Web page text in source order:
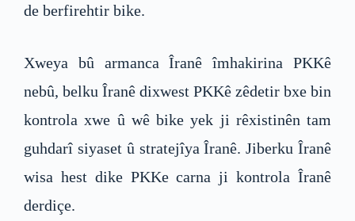
de berfirehtir bike.
Xweya bû armanca Îranê îmhakirina PKKê
nebû, belku Îranê dixwest PKKê zêdetir bxe bin
kontrola xwe û wê bike yek ji rêxistinên tam
guhdarî siyaset û stratejîya Îranê. Jiberku Îranê
wisa hest dike PKKe carna ji kontrola Îranê
derdiçe.